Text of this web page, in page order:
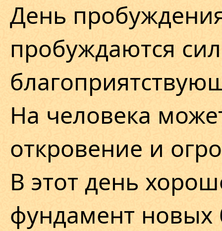
День
пробуждаются
На человека
откровение и
В этот день
фундамент